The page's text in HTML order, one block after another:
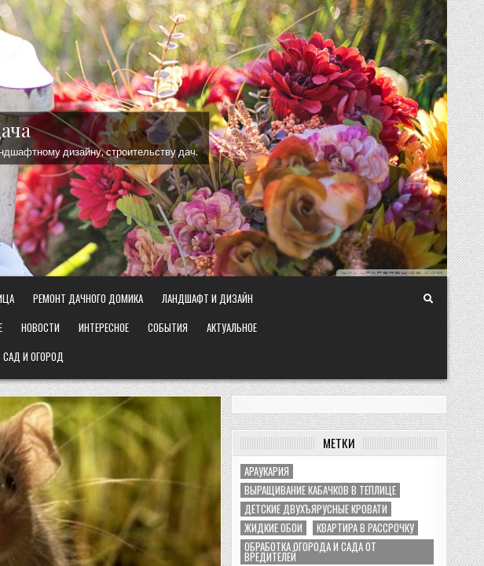
дизайну, строительству дач.
РЕМОНТ ДАЧНОГО ДОМИКА
ЛАНДШАФТ И ДИЗАЙН
НОВОСТИ ИНТЕРЕСНОЕ СОБЫТИЯ
АКТУАЛЬНОЕ
САД И ОГОРОД
МЕТКИ
АРАУКАРИЯ
ВЫРАЩИВАНИЕ КАБАЧКОВ В ТЕПЛИЦЕ
ДЕТСКИЕ ДВУХЪЯРУСНЫЕ КРОВАТИ
ЖИДКИЕ ОБОИ
КВАРТИРА В РАССРОЧКУ
ОБРАБОТКА ОГОРОДА И САДА ОТ
ВРЕДИТЕЛЕЙ